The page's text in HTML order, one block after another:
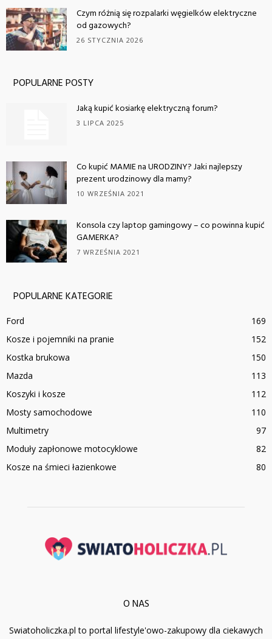
Czym różnią się rozpalarki węgielków elektryczne
od gazowych?
26 STYCZNIA 2026
POPULARNE POSTY
Jaką kupić kosiarkę elektryczną forum?
3 LIPCA 2025
Co kupić MAMIE na URODZINY? Jaki najlepszy
prezent urodzinowy dla mamy?
10 WRZEŚNIA 2021
Konsola czy laptop gamingowy – co powinna kupić
GAMERKA?
7 WRZEŚNIA 2021
POPULARNE KATEGORIE
Ford
169
Kosze i pojemniki na pranie
152
Kostka brukowa
150
Mazda
113
Koszyki i kosze
112
Mosty samochodowe
110
Multimetry
97
Moduły zapłonowe motocyklowe
82
Kosze na śmieci łazienkowe
80
O NAS
Swiatoholiczka.pl to portal lifestyle'owo-zakupowy dla ciekawych